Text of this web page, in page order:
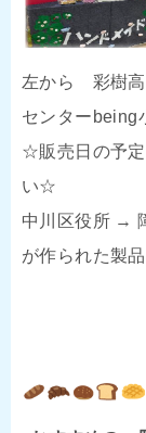
左から 彩樹
センターbeing
☆販売日の予定
い☆
中川区役所 →
が作られた製